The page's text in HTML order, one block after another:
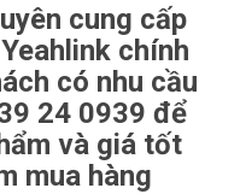
cung cấp
chính
có nhu cầu
24 0939 để
và giá tốt
mua hàng